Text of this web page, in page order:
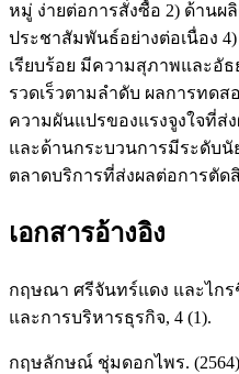
หมู่ ง่ายต่อการสั่งซื้อ 2) ด้าน
ประชาสัมพันธ์อย่างต่อเนื่อง
เรียบร้อย มีความสุภาพและอั
รวดเร็วตามลำดับ ผลการทด
ความผันแปรของแรงจูงใจที่ส่
และด้านกระบวนการมีระดับ
ตลาดบริการที่ส่งผลต่อการตัด
เอกสารอ้างอิง
กฤษณา ศรีจันทร์แดง และไกร
และการบริหารธุรกิจ, 4 (1).
กฤษลักษณ์ ชุ่มดอกไพร.